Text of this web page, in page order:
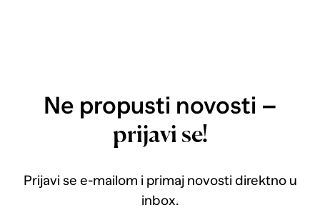
Ne propusti novosti –
prijavi se!
Prijavi se e-mailom i primaj novosti direktno u
inbox.